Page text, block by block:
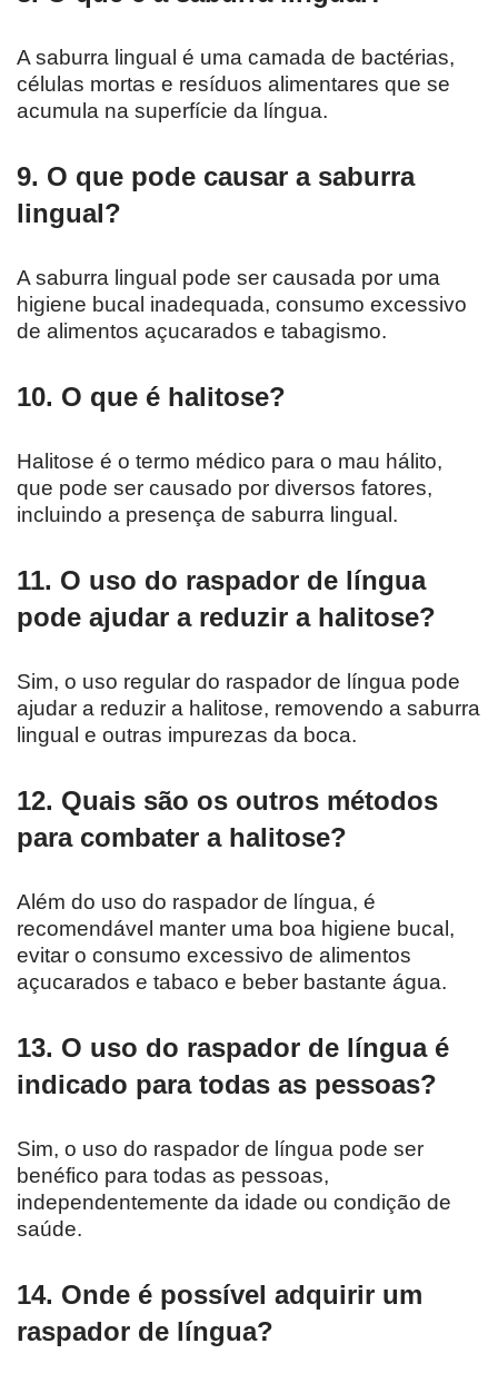
A saburra lingual é uma camada de bactérias,
células mortas e resíduos alimentares que se
acumula na superfície da língua.
9. O que pode causar a saburra
lingual?
A saburra lingual pode ser causada por uma
higiene bucal inadequada, consumo excessivo
de alimentos açucarados e tabagismo.
10. O que é halitose?
Halitose é o termo médico para o mau hálito,
que pode ser causado por diversos fatores,
incluindo a presença de saburra lingual.
11. O uso do raspador de língua
pode ajudar a reduzir a halitose?
Sim, o uso regular do raspador de língua pode
ajudar a reduzir a halitose, removendo a saburra
lingual e outras impurezas da boca.
12. Quais são os outros métodos
para combater a halitose?
Além do uso do raspador de língua, é
recomendável manter uma boa higiene bucal,
evitar o consumo excessivo de alimentos
açucarados e tabaco e beber bastante água.
13. O uso do raspador de língua é
indicado para todas as pessoas?
Sim, o uso do raspador de língua pode ser
benéfico para todas as pessoas,
independentemente da idade ou condição de
saúde.
14. Onde é possível adquirir um
raspador de língua?